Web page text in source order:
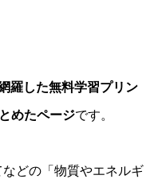
羅した無料学習プリン
めたページです。
どの「物質やエネルギ